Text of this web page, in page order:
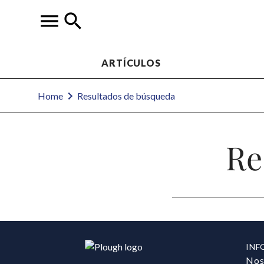
ARTÍCULOS
Home Resultados de búsqueda